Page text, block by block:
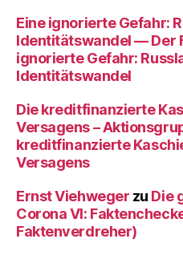
Eine ignorierte Gefahr:
Identitätswandel — Der
ignorierte Gefahr:
Identitätswandel
Die kreditfinanzierte
Versagens –
kreditfinanzierte
Versagens
Ernst Viehweger zu Die
Corona VI:
Faktenverdreher)